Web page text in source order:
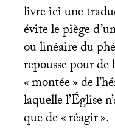
livre ici une
évite le piège
ou linéaire du
repousse pour de
«montée» de
laquelle l’Église
que de «réagir».